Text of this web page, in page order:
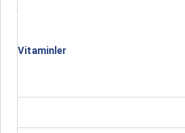
Vitaminler